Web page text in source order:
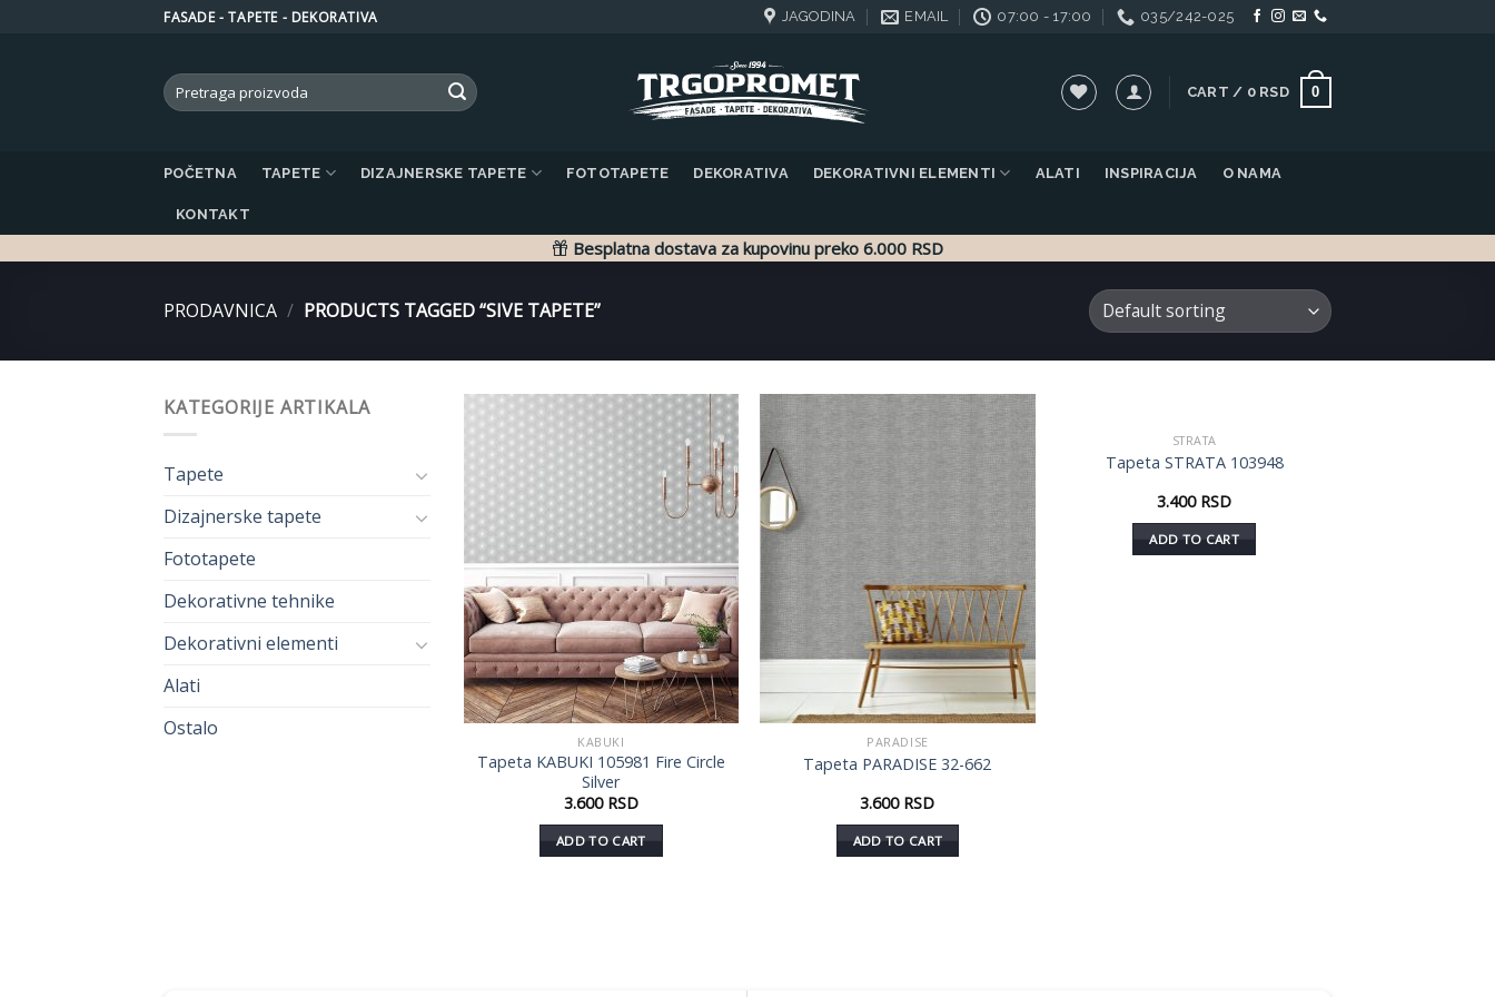
FASADE - TAPETE - DEKORATIVA JAGODINA EMAIL 07:00 - 17:00 035/242-025
Search
for:
CART / 0 RSD 0
POČETNA TAPETE DIZAJNERSKE TAPETE FOTOTAPETE DEKORATIVA DEKORATIVNI ELEMENTI ALATI INSPIRACIJA O NAMA
KONTAKT
Besplatna dostava za kupovinu preko 6.000 RSD
PRODAVNICA / PRODUCTS TAGGED “SIVE TAPETE”
KATEGORIJE ARTIKALA
Tapete
Dizajnerske tapete
Fototapete
Dekorativne tehnike
Dekorativni elementi
Alati
Ostalo
Dodaj
u listu
želja
KABUKI
Tapeta KABUKI 105981 Fire Circle
Silver
3.600 RSD
ADD TO CART
Dodaj
u listu
želja
PARADISE
Tapeta PARADISE 32-662
3.600 RSD
ADD TO CART
Dodaj
u listu
STRATA
Tapeta STRATA 103948
3.400 RSD
ADD TO CART